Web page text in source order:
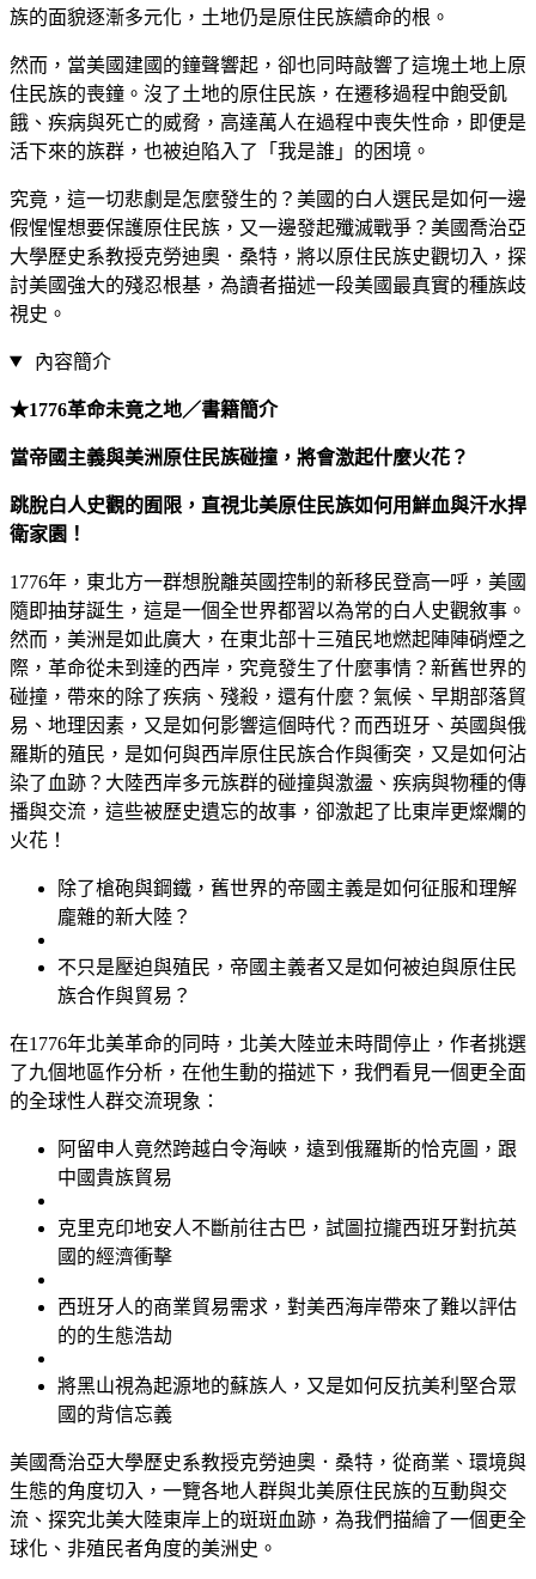
族的面貌逐漸多元化，土地仍是原住民族續命的根。
然而，當美國建國的鐘聲響起，卻也同時敲響了這塊土地上原
住民族的喪鐘。沒了土地的原住民族，在遷移過程中飽受飢
餓、疾病與死亡的威脅，高達萬人在過程中喪失性命，即便是
活下來的族群，也被迫陷入了「我是誰」的困境。
究竟，這一切悲劇是怎麼發生的？美國的白人選民是如何一邊
假惺惺想要保護原住民族，又一邊發起殲滅戰爭？美國喬治亞
大學歷史系教授克勞迪奧．桑特，將以原住民族史觀切入，探
討美國強大的殘忍根基，為讀者描述一段美國最真實的種族歧
視史。
內容簡介
★1776革命未竟之地／書籍簡介
當帝國主義與美洲原住民族碰撞，將會激起什麼火花？
跳脫白人史觀的囿限，直視北美原住民族如何用鮮血與汗水捍
衛家園！
1776年，東北方一群想脫離英國控制的新移民登高一呼，美國
隨即抽芽誕生，這是一個全世界都習以為常的白人史觀敘事。
然而，美洲是如此廣大，在東北部十三殖民地燃起陣陣硝煙之
際，革命從未到達的西岸，究竟發生了什麼事情？新舊世界的
碰撞，帶來的除了疾病、殘殺，還有什麼？氣候、早期部落貿
易、地理因素，又是如何影響這個時代？而西班牙、英國與俄
羅斯的殖民，是如何與西岸原住民族合作與衝突，又是如何沾
染了血跡？大陸西岸多元族群的碰撞與激盪、疾病與物種的傳
播與交流，這些被歷史遺忘的故事，卻激起了比東岸更燦爛的
火花！
除了槍砲與鋼鐵，舊世界的帝國主義是如何征服和理解
龐雜的新大陸？
不只是壓迫與殖民，帝國主義者又是如何被迫與原住民
族合作與貿易？
在1776年北美革命的同時，北美大陸並未時間停止，作者挑選
了九個地區作分析，在他生動的描述下，我們看見一個更全面
的全球性人群交流現象：
阿留申人竟然跨越白令海峽，遠到俄羅斯的恰克圖，跟
中國貴族貿易
克里克印地安人不斷前往古巴，試圖拉攏西班牙對抗英
國的經濟衝擊
西班牙人的商業貿易需求，對美西海岸帶來了難以評估
的的生態浩劫
將黑山視為起源地的蘇族人，又是如何反抗美利堅合眾
國的背信忘義
美國喬治亞大學歷史系教授克勞迪奧．桑特，從商業、環境與
生態的角度切入，一覽各地人群與北美原住民族的互動與交
流、探究北美大陸東岸上的斑斑血跡，為我們描繪了一個更全
球化、非殖民者角度的美洲史。